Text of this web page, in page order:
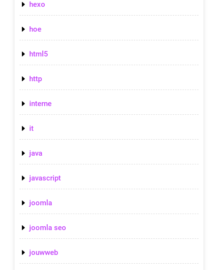
hexo
hoe
html5
http
interne
it
java
javascript
joomla
joomla seo
jouwweb